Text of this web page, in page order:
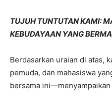
TUJUH TUNTUTAN KAMI:
KEBUDAYAAN YANG
Berdasarkan uraian di atas,
pemuda, dan mahasiswa
bersama